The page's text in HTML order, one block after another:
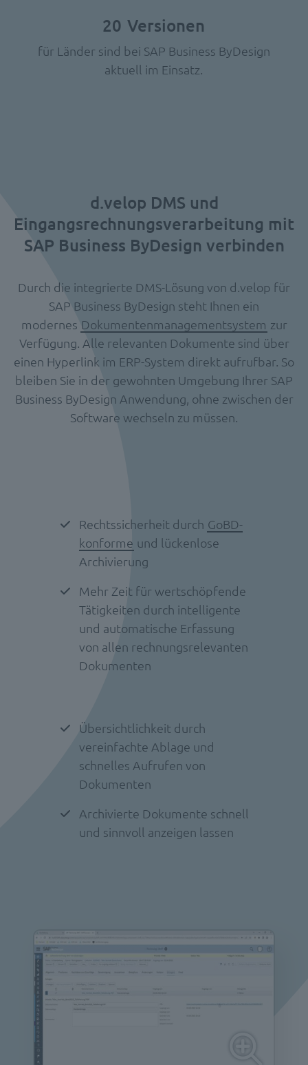
20 Versionen
für Länder sind bei SAP Business ByDesign
aktuell im Einsatz.
d.velop DMS und
Eingangsrechnungsverarbeitung mit
SAP Business ByDesign verbinden
Durch die integrierte DMS-Lösung von d.velop für
SAP Business ByDesign steht Ihnen ein
modernes Dokumentenmanagementsystem zur
Verfügung. Alle relevanten Dokumente sind über
einen Hyperlink im ERP-System direkt aufrufbar. So
bleiben Sie in der gewohnten Umgebung Ihrer SAP
Business ByDesign Anwendung, ohne zwischen der
Software wechseln zu müssen.
Rechtssicherheit durch GoBD-
konforme und lückenlose
Archivierung
Mehr Zeit für wertschöpfende
Tätigkeiten durch intelligente
und automatische Erfassung
von allen rechnungsrelevanten
Dokumenten
Übersichtlichkeit durch
vereinfachte Ablage und
schnelles Aufrufen von
Dokumenten
Archivierte Dokumente schnell
und sinnvoll anzeigen lassen